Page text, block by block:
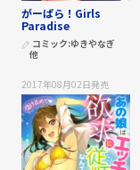
がーぱら！Girls
Paradise
コミック:ゆきやなぎ
他
2017年08月02日発売